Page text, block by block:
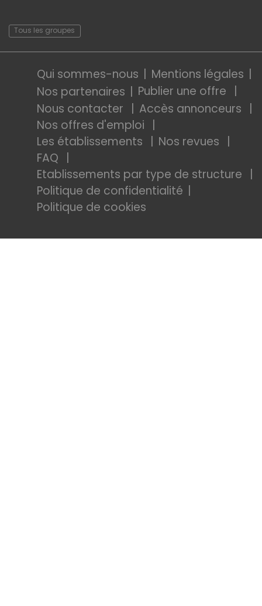
Tous les groupes
Qui sommes-nous
Mentions légales
Nos partenaires
Publier une offre
Nous contacter
Accès annonceurs
Nos offres d'emploi
Les établissements
Nos revues
FAQ
Etablissements par type de structure
Politique de confidentialité
Politique de cookies